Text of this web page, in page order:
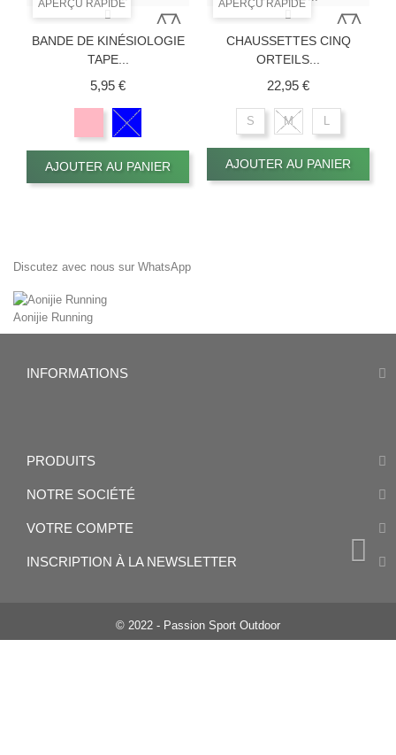
APERÇU RAPIDE
BANDE DE KINÉSIOLOGIE
TAPE...
5,95 €Prix
AJOUTER AU PANIER
APERÇU RAPIDE
CHAUSSETTES CINQ
ORTEILS...
22,95 €Prix
S M L
AJOUTER AU PANIER
Discutez avec nous sur WhatsApp
Aonijie Running
INFORMATIONS
PRODUITS
NOTRE SOCIÉTÉ
VOTRE COMPTE
INSCRIPTION À LA NEWSLETTER
© 2022 - Passion Sport Outdoor